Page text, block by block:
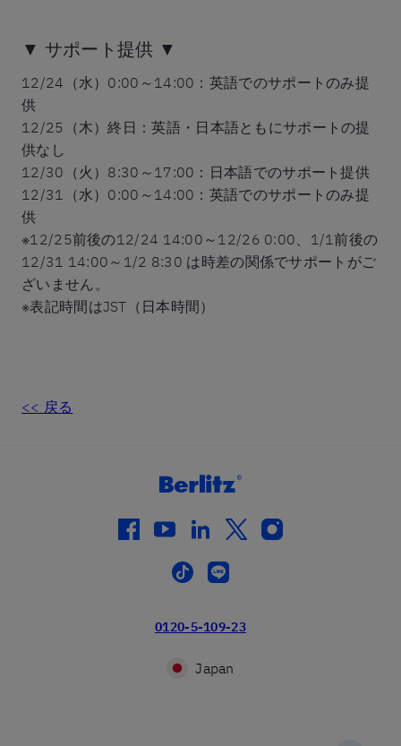
▼ サポート提供 ▼
12/24（水）0:00～14:00：英語でのサポートのみ提
供
12/25（木）終日：英語・日本語ともにサポートの提
供なし
12/30（火）8:30～17:00：日本語でのサポート提供
12/31（水）0:00～14:00：英語でのサポートのみ提
供
※12/25前後の12/24 14:00～12/26 0:00、1/1前後の
12/31 14:00～1/2 8:30 は時差の関係でサポートがご
ざいません。
※表記時間はJST（日本時間）
<< 戻る
facebook
youtube
linkedin
twitterinstagram
tiktok
line
0120-5-109-23
Japan